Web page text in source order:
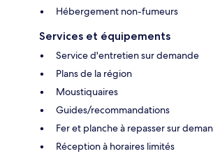
Hébergement non-fumeurs
Services et équipements
Service d'entretien sur demande
Plans de la région
Moustiquaires
Guides/recommandations
Fer et planche à repasser sur
Réception à horaires limités